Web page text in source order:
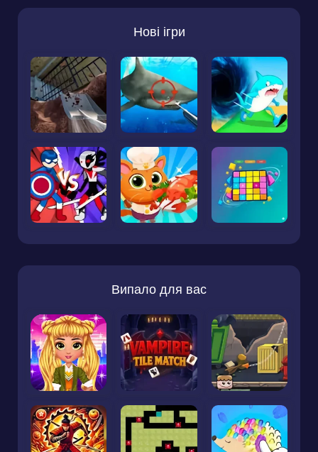
Нові ігри
Випало для вас